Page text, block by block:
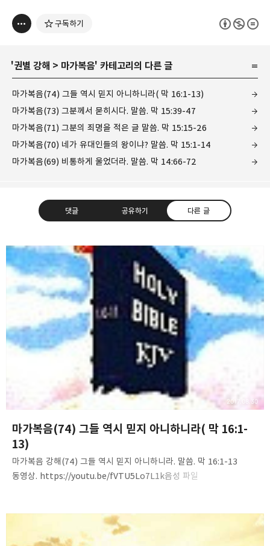
구독하기
'권별 강해 > 마가복음' 카테고리의 다른 글
마가복음(74) 그들 역시 믿지 아니하니라( 막 16:1-13)
마가복음(73) 그분께서 묻히시다. 말씀. 막 15:39-47
마가복음(71) 그분의 죄명을 적은 글 말씀. 막 15:15-26
마가복음(70) 네가 유대인들의 왕이냐? 말씀. 막 15:1-14
마가복음(69) 비통하게 울었더라. 말씀. 막 14:66-72
댓글 공유하기 다른 글
❏말씀침례교회 ❏AV1611.net ❏Peter
Yoon
Graceful, Wonderful, Powerful, Inspirational
preaching!!
구독하기
카카오톡 라인 트위터
밴드 네이버 블로그
마가복음(74) 그들 역시 믿지 아니하니라( 막 16:1-
13)
2017.08.30
마가복음 강해(74) 그들 역시 믿지 아니하니라. 말씀. 막 16:1-13
동영상. https://youtu.be/fVTU5Lo7L1k음성 파일
못하는 여인들2. 부활을 믿지 못하는 사도들 쉽고 단순한 진리,
말씀침례교회(http://av1611.net)Pastor. Peter Yoon